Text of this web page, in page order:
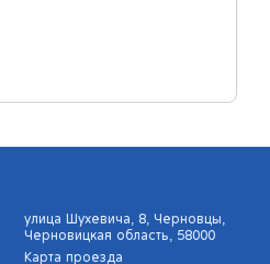
улица Шухевича, 8, Черновцы,
Черновицкая область, 58000
Карта проезда